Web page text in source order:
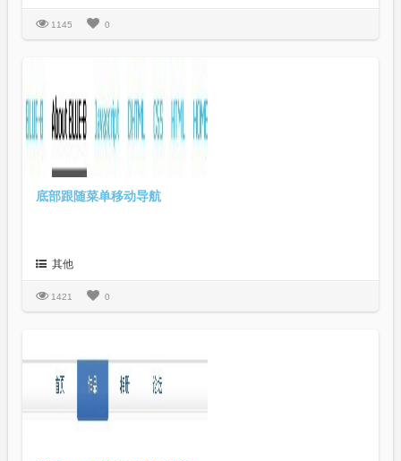
1145 0
底部跟随菜单移动导航
其他
1421 0